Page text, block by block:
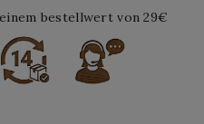
bestellwert von 29€